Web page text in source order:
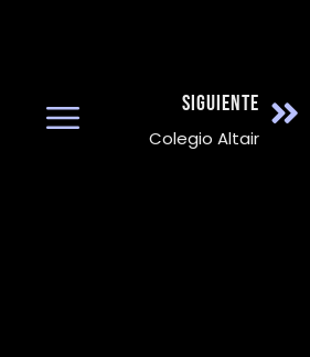
SIGUIENTE
Colegio Altair